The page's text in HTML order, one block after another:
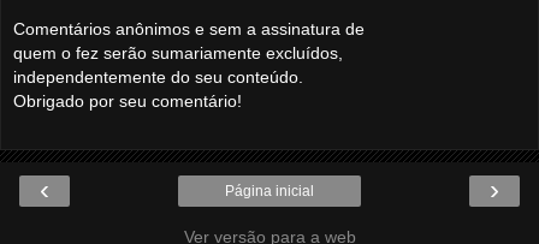
Comentários anônimos e sem a assinatura de
quem o fez serão sumariamente excluídos,
independentemente do seu conteúdo.
Obrigado por seu comentário!
‹ ›
Página inicial
Ver versão para a web